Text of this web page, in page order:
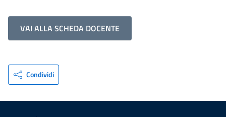
VAI ALLA SCHEDA DOCENTE
Condividi